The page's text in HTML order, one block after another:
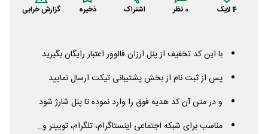
4 لایک 0 نظر اشتراک ذخیره گزارش خرابی
با این کد تخفیف از پنل ارزان فالوور اعتبار رایگان بگیرید
پس از ثبت نام از بخش پشتیبانی تیکت ارسال نمایید
و در متن آن کد هدیه فوق را وارد نموده تا پنل شارژ شود
مناسب برای شبکه اجتماعی اینستاگرام، تلگرام، توییتر و..